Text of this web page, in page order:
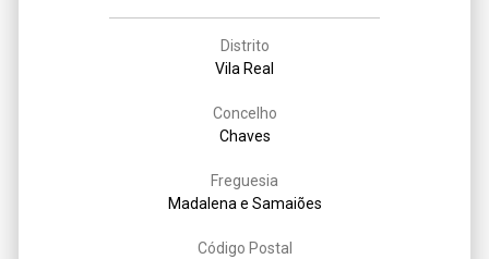
Distrito
Vila Real
Concelho
Chaves
Freguesia
Madalena e Samaiões
Código Postal